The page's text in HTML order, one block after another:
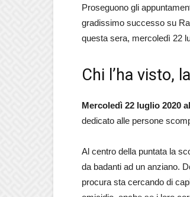
Proseguono gli
gradissimo successo su
questa sera, mercoledì 22
Chi l’ha visto,
Mercoledì 22 luglio 2020
dedicato alle persone
Al centro della puntata la
da badanti ad un anziano.
procura sta cercando di